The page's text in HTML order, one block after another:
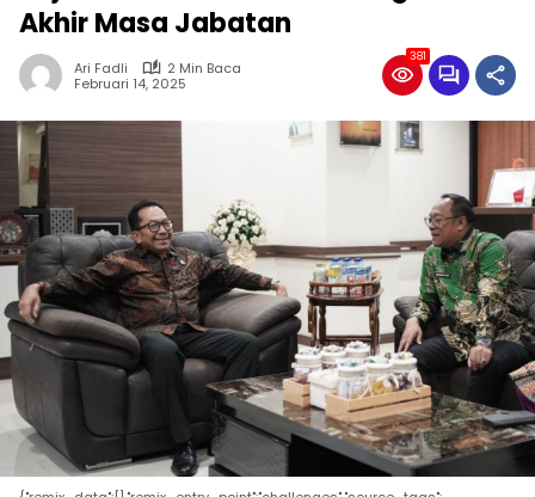
Akhir Masa Jabatan
Ari Fadli
2 Min Baca
Februari 14, 2025
381